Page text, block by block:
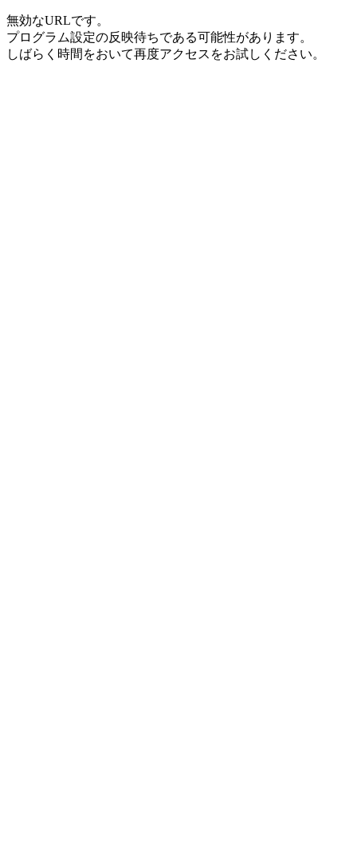
無効なURLです。
プログラム設定の反映待ちである可能性があります。
しばらく時間をおいて再度アクセスをお試しください。